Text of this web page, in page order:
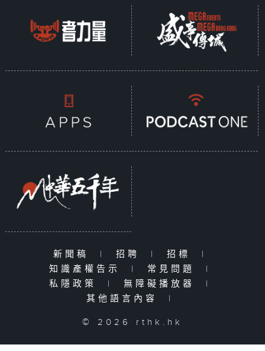
新聞稿 | 招聘 | 招標
|
知識產權告示
| 常見問題
|
私隱政策
| 無障礙播放器
|
其他語言內容
|
© 2026 rthk.hk